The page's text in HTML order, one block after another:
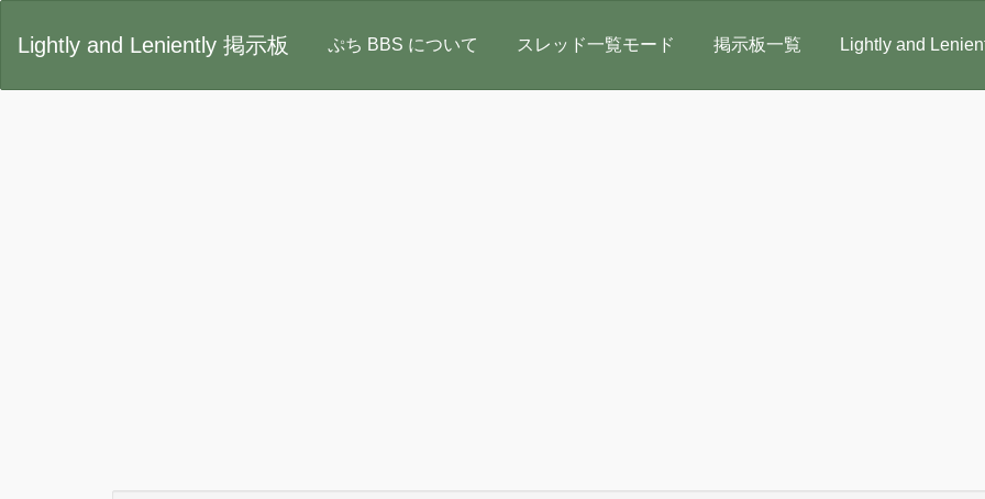
Lightly and Leniently 掲示板 ぷち BBS について スレッド一覧モード 掲示板一覧 Lightly and